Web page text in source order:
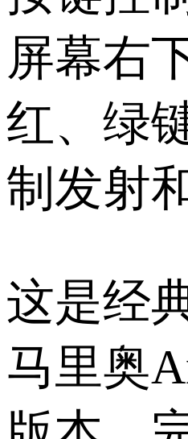
屏幕右
红、绿
制发射
这是经
马里奥